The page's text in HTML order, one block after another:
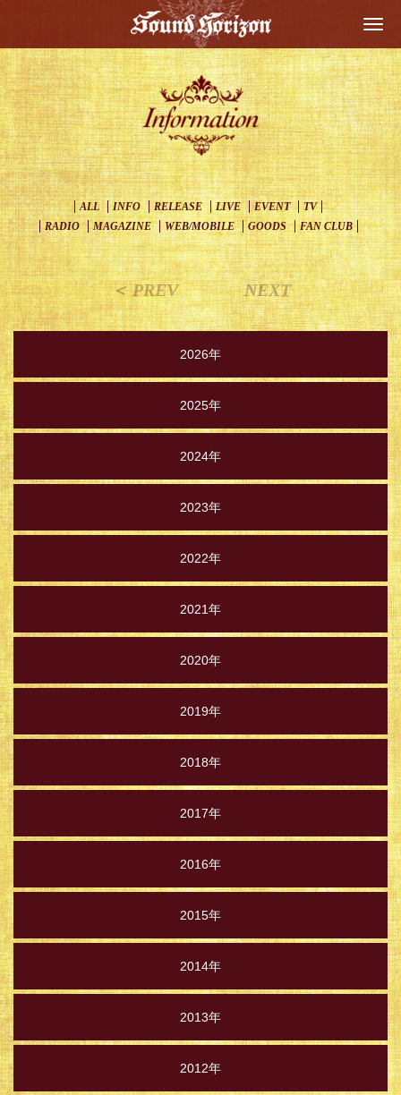
ALL INFO RELEASE LIVE EVENT
TV
RADIO
MAGAZINE WEB/MOBILE GOODS FAN CLUB
＜ PREV NEXT
2026年
2025年
2024年
2023年
2022年
2021年
2020年
2019年
2018年
2017年
2016年
2015年
2014年
2013年
2012年